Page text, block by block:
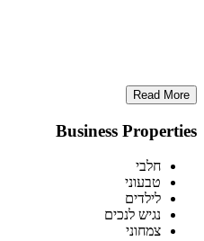
Read More
Business Properties
חלבי
טבעוני
לילדים
נגיש לנכים
צמחוני